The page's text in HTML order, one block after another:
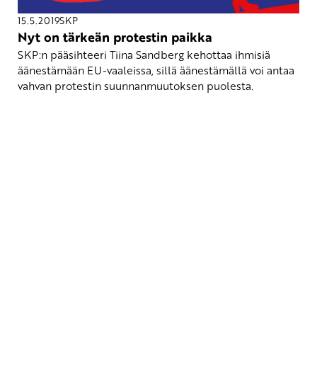
15.5.2019SKP
Nyt on tärkeän protestin paikka
SKP:n pääsihteeri Tiina Sandberg kehottaa ihmisiä
äänestämään EU-vaaleissa, sillä äänestämällä voi antaa
vahvan protestin suunnanmuutoksen puolesta.